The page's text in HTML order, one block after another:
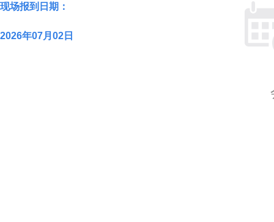
现场报到日期 ：
2026年07月02日